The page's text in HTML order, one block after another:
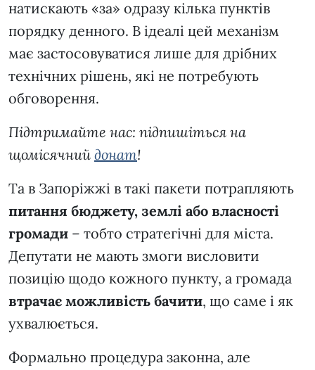
натискають «за» одразу кілька пунктів
порядку денного. В ідеалі цей механізм
має застосовуватися лише для дрібних
технічних рішень, які не потребують
обговорення.
Підтримайте нас: підпишіться на
щомісячний донат!
Та в Запоріжжі в такі пакети потрапляють
питання бюджету, землі або власності
громади – тобто стратегічні для міста.
Депутати не мають змоги висловити
позицію щодо кожного пункту, а громада
втрачає можливість бачити, що саме і як
ухвалюється.
Формально процедура законна, але